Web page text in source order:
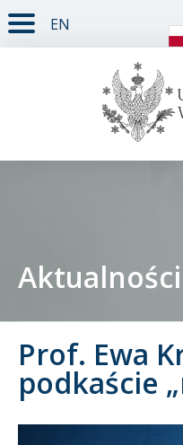
TREŚĆ STRONY
MENU GŁÓWNE
WYSZUKIWARKA
SOCIAL MEDIA
STOPKA STRONY
EN
Doktorant
Pracownik
Aktualności
Prof. Ewa
podkaście